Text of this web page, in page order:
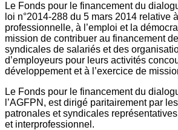
Le Fonds pour le financement du
loi n°2014-288 du 5 mars 2014 relative
professionnelle, à l’emploi et la
mission de contribuer au financement
syndicales de salariés et des
d’employeurs pour leurs activités
développement et à l’exercice de
Le Fonds pour le financement du
l’AGFPN, est dirigé paritairement par
patronales et syndicales
et interprofessionnel.